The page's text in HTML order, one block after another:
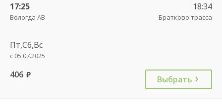
17:25
Вологда АВ
18:34
Братково трасса
Пт,Сб,Вс
с 05.07.2025
406 руб. Выбрать